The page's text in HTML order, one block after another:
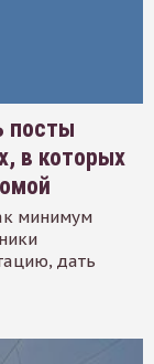
посты
в которых
минимум
дать